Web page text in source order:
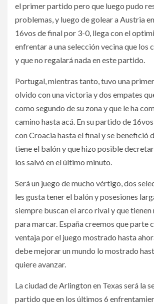
el primer partido pero que luego pudo
problemas, y luego de golear a Austria
16vos de final por 3-0, llega con el
enfrentar a una selección vecina que los
y que no regalará nada en este partido.
Portugal, mientras tanto, tuvo una
olvido con una victoria y dos empates
como segundo de su zona y que le ha
camino hasta acá. En su partido de
con Croacia hasta el final y se benefició
tiene el balón y que hizo posible
los salvó en el último minuto.
Será un juego de mucho vértigo, dos
les gusta tener el balón y posesiones
siempre buscan el arco rival y que tienen
para marcar. España creemos que parte
ventaja por el juego mostrado hasta
debe mejorar un mundo lo mostrado
quiere avanzar.
La ciudad de Arlington en Texas será la
partido que en los últimos 6